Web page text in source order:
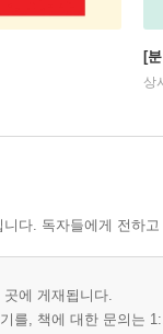
[
상
다. 독자들에게 전하
에 게재됩니다.
를, 책에 대한 문의는